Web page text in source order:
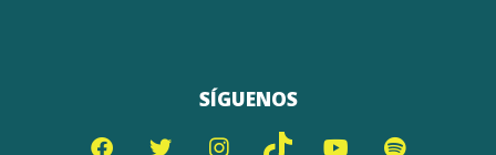
SÍGUENOS